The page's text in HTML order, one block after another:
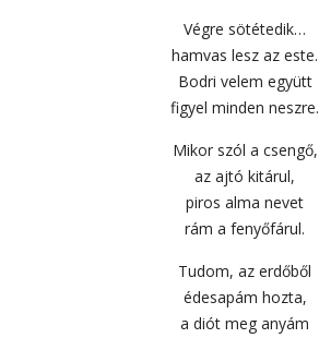
Végre sötétedik…
hamvas lesz az este.
Bodri velem együtt
figyel minden neszre.
Mikor szól a csengő,
az ajtó kitárul,
piros alma nevet
rám a fenyőfárul.
Tudom, az erdőből
édesapám hozta,
a diót meg anyám